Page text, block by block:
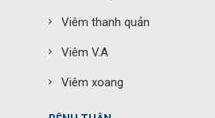
Viêm thanh quản
Viêm V.A
Viêm xoang